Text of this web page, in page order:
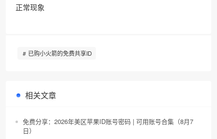
正常现象
已购小火箭的免费共享ID
相关文章
免费分享：2026年美区苹果ID账号密码 | 可用账号合集（8月7
日）